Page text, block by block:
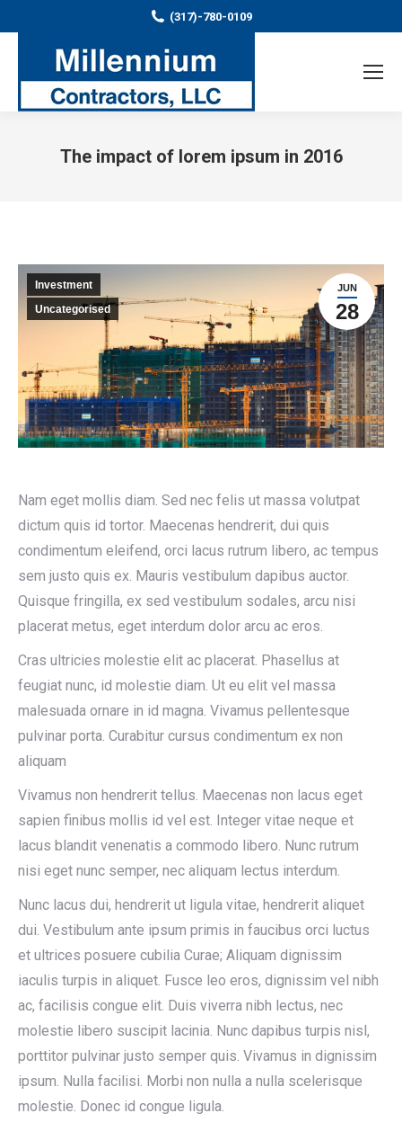
(317)-780-0109
The impact of lorem ipsum in 2016
JUN
28
Investment
Uncategorised
Nam eget mollis diam. Sed nec felis ut massa volutpat
dictum quis id tortor. Maecenas hendrerit, dui quis
condimentum eleifend, orci lacus rutrum libero, ac tempus
sem justo quis ex. Mauris vestibulum dapibus auctor.
Quisque fringilla, ex sed vestibulum sodales, arcu nisi
placerat metus, eget interdum dolor arcu ac eros.
Cras ultricies molestie elit ac placerat. Phasellus at
feugiat nunc, id molestie diam. Ut eu elit vel massa
malesuada ornare in id magna. Vivamus pellentesque
pulvinar porta. Curabitur cursus condimentum ex non
aliquam
Vivamus non hendrerit tellus. Maecenas non lacus eget
sapien finibus mollis id vel est. Integer vitae neque et
lacus blandit venenatis a commodo libero. Nunc rutrum
nisi eget nunc semper, nec aliquam lectus interdum.
Nunc lacus dui, hendrerit ut ligula vitae, hendrerit aliquet
dui. Vestibulum ante ipsum primis in faucibus orci luctus
et ultrices posuere cubilia Curae; Aliquam dignissim
iaculis turpis in aliquet. Fusce leo eros, dignissim vel nibh
ac, facilisis congue elit. Duis viverra nibh lectus, nec
molestie libero suscipit lacinia. Nunc dapibus turpis nisl,
porttitor pulvinar justo semper quis. Vivamus in dignissim
ipsum. Nulla facilisi. Morbi non nulla a nulla scelerisque
molestie. Donec id congue ligula.